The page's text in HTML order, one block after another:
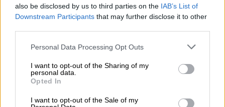
also be disclosed by us to third parties on the IAB’s List of
Downstream Participants that may further disclose it to other
Please note that this website/app uses one or more Google
not limited to your visit or usage behaviour. You may click to
grant or deny consent to Google and its third-party tags to
use your data for below specified purposes in below Google
consent section.
Personal Data Processing Opt Outs
I want to opt-out of the Sharing of my
personal data.
Opted In
I want to opt-out of the Sale of my